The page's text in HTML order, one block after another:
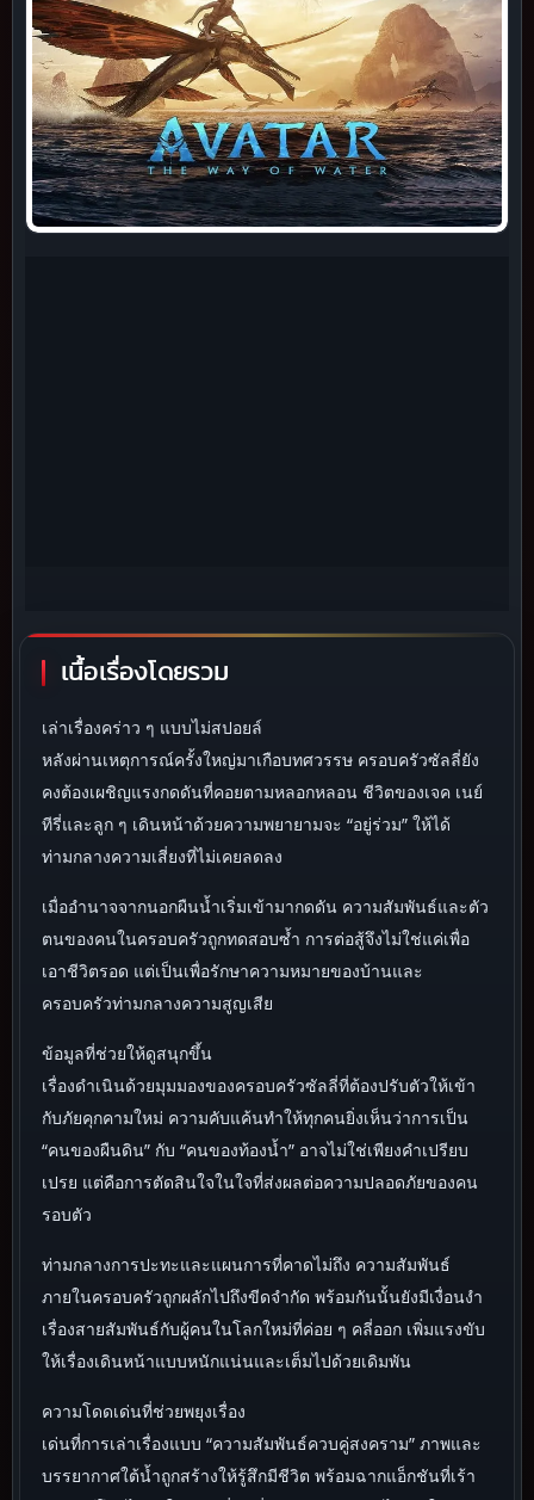
เนื้อเรื่องโดยรวม
เล่าเรื่องคร่าว ๆ แบบไม่สปอยล์
หลังผ่านเหตุการณ์ครั้งใหญ่มาเกือบทศวรรษ ครอบครัวซัลลี่ยัง
คงต้องเผชิญแรงกดดันที่คอยตามหลอกหลอน ชีวิตของเจค เนย์
ทีรี่และลูก ๆ เดินหน้าด้วยความพยายามจะ “อยู่ร่วม” ให้ได้
ท่ามกลางความเสี่ยงที่ไม่เคยลดลง
เมื่ออำนาจจากนอกผืนน้ำเริ่มเข้ามากดดัน ความสัมพันธ์และตัว
ตนของคนในครอบครัวถูกทดสอบซ้ำ การต่อสู้จึงไม่ใช่แค่เพื่อ
เอาชีวิตรอด แต่เป็นเพื่อรักษาความหมายของบ้านและ
ครอบครัวท่ามกลางความสูญเสีย
ข้อมูลที่ช่วยให้ดูสนุกขึ้น
เรื่องดำเนินด้วยมุมมองของครอบครัวซัลลี่ที่ต้องปรับตัวให้เข้า
กับภัยคุกคามใหม่ ความคับแค้นทำให้ทุกคนยิ่งเห็นว่าการเป็น
“คนของผืนดิน” กับ “คนของท้องน้ำ” อาจไม่ใช่เพียงคำเปรียบ
เปรย แต่คือการตัดสินใจในใจที่ส่งผลต่อความปลอดภัยของคน
รอบตัว
ท่ามกลางการปะทะและแผนการที่คาดไม่ถึง ความสัมพันธ์
ภายในครอบครัวถูกผลักไปถึงขีดจำกัด พร้อมกันนั้นยังมีเงื่อนงำ
เรื่องสายสัมพันธ์กับผู้คนในโลกใหม่ที่ค่อย ๆ คลี่ออก เพิ่มแรงขับ
ให้เรื่องเดินหน้าแบบหนักแน่นและเต็มไปด้วยเดิมพัน
ความโดดเด่นที่ช่วยพยุงเรื่อง
เด่นที่การเล่าเรื่องแบบ “ความสัมพันธ์ควบคู่สงคราม” ภาพและ
บรรยากาศใต้น้ำถูกสร้างให้รู้สึกมีชีวิต พร้อมฉากแอ็กชันที่เร้า